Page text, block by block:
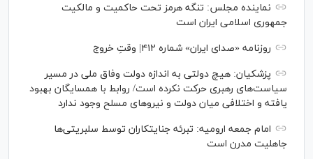
نماینده مجلس: تنگه هرمز تحت حاکمیت و مالکیت
جمهوری اسلامی ایران است
روزنامه «صدای ایران» شماره ۴۱۲| وقتِ خروج
پزشکیان: هیچ دولتی به اندازه دولت وفاق ملی در مسیر
سیاست‌های رهبری حرکت نکرده است/ روابط با همسایگان بهبود
یافته و اختلافی میان دولت و نیروهای مسلح وجود ندارد
امام جمعه ارومیه: تبرئه جنایتکاران توسط سلبریتی‌ها
جاهلیت مدرن است